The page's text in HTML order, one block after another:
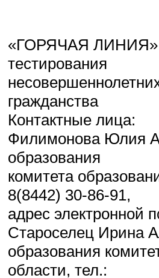
«ГОРЯЧАЯ ЛИНИЯ»
тестирования
гражданства
Контактные лица:
Филимонова Юлия
образования
комитета
8(8442) 30-86-91,
адрес электронной
Староселец Ирина
образования
области, тел.: